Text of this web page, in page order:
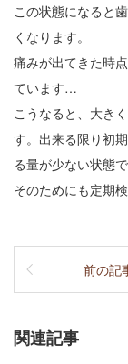
この状態になると
くなります。
痛みが出てきた時
ています…
こうなると、大き
す。出来る限り初
る量が少ない状態
そのためにも定期
前の記
関連記事